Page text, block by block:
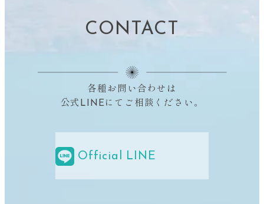
CONTACT
各種お問い合わせは
公式LINEにてご相談ください。
Official LINE